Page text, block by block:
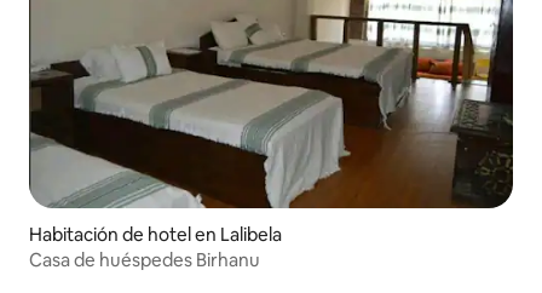
Habitación de hotel en Lalibela
Casa de huéspedes Birhanu